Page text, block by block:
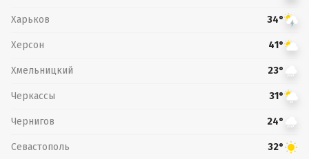
Харьков 34°
Херсон 41°
Хмельницкий 23°
Черкассы 31°
Чернигов 24°
Севастополь 32°